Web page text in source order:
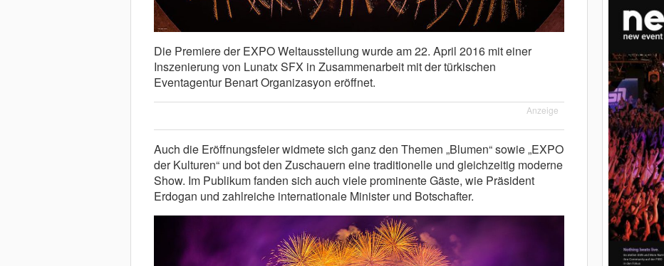
Die Premiere der EXPO Weltausstellung wurde am 22. April 2016 mit einer
Inszenierung von Lunatx SFX in Zusammenarbeit mit der türkischen
Eventagentur Benart Organizasyon eröffnet.
Anzeige
Auch die Eröffnungsfeier widmete sich ganz den Themen „Blumen“ sowie „EXPO
der Kulturen“ und bot den Zuschauern eine traditionelle und gleichzeitig moderne
Show. Im Publikum fanden sich auch viele prominente Gäste, wie Präsident
Erdogan und zahlreiche internationale Minister und Botschafter.